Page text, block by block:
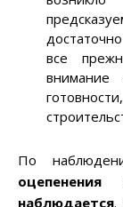
все
По
наблюдается.